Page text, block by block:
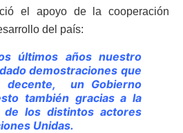
el apoyo de la cooperación
del país:
últimos años nuestro
demostraciones que
decente, un Gobierno
también gracias a la
de los distintos actores
Unidas.